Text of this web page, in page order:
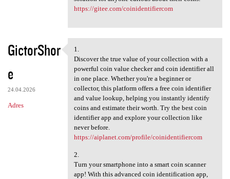
https://gitee.com/coinidentifiercom
GictorShor
e
24.04.2026
Adres
1.
1.
Discover the true value of your collection with a
powerful coin value checker and coin identifier all
in one place. Whether you're a beginner or
collector, this platform offers a free coin identifier
and value lookup, helping you instantly identify
coins and estimate their worth. Try the best coin
identifier app and explore your collection like
never before.
https://aiplanet.com/profile/coinidentifiercom
2.
Turn your smartphone into a smart coin scanner
app! With this advanced coin identification app,